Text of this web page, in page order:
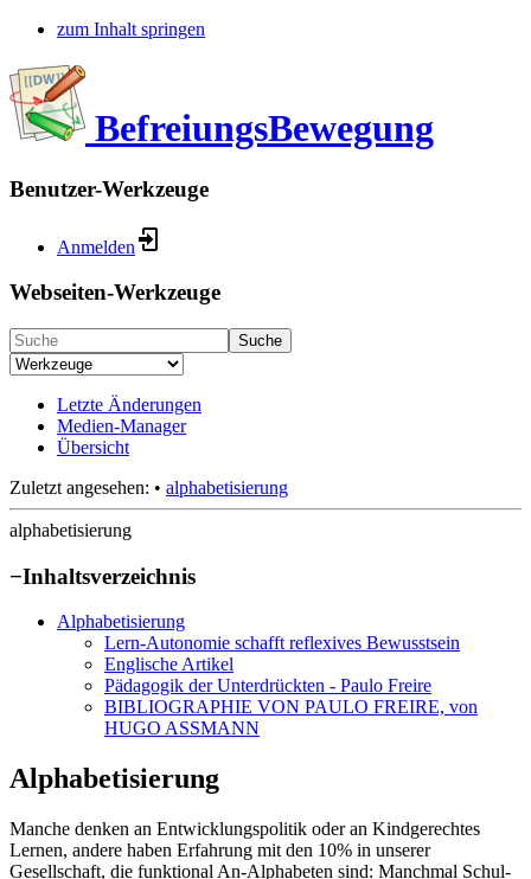
zum Inhalt springen
BefreiungsBewegung
Benutzer-Werkzeuge
Anmelden
Webseiten-Werkzeuge
Suche
Letzte Änderungen
Medien-Manager
Übersicht
Zuletzt angesehen: • alphabetisierung
alphabetisierung
−Inhaltsverzeichnis
Alphabetisierung
Lern-Autonomie schafft reflexives Bewusstsein
Englische Artikel
Pädagogik der Unterdrückten - Paulo Freire
BIBLIOGRAPHIE VON PAULO FREIRE, von
HUGO ASSMANN
Alphabetisierung
Manche denken an Entwicklungspolitik oder an Kindgerechtes
Lernen, andere haben Erfahrung mit den 10% in unserer
Gesellschaft, die funktional An-Alphabeten sind: Manchmal Schul-